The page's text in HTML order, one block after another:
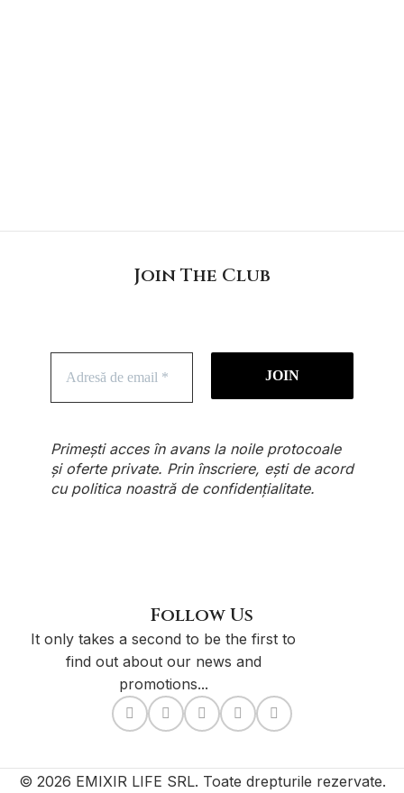
Join The Club
Primești acces în avans la noile protocoale
și oferte private. Prin înscriere, ești de acord
cu politica noastră de confidențialitate.
Follow Us
It only takes a second to be the first to
find out about our news and
promotions...
© 2026 EMIXIR LIFE SRL. Toate drepturile rezervate.